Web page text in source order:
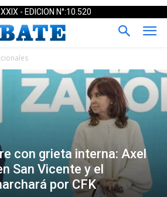
- EDICION N°:10.520
con grieta interna: Axel
San Vicente y el
por CFK